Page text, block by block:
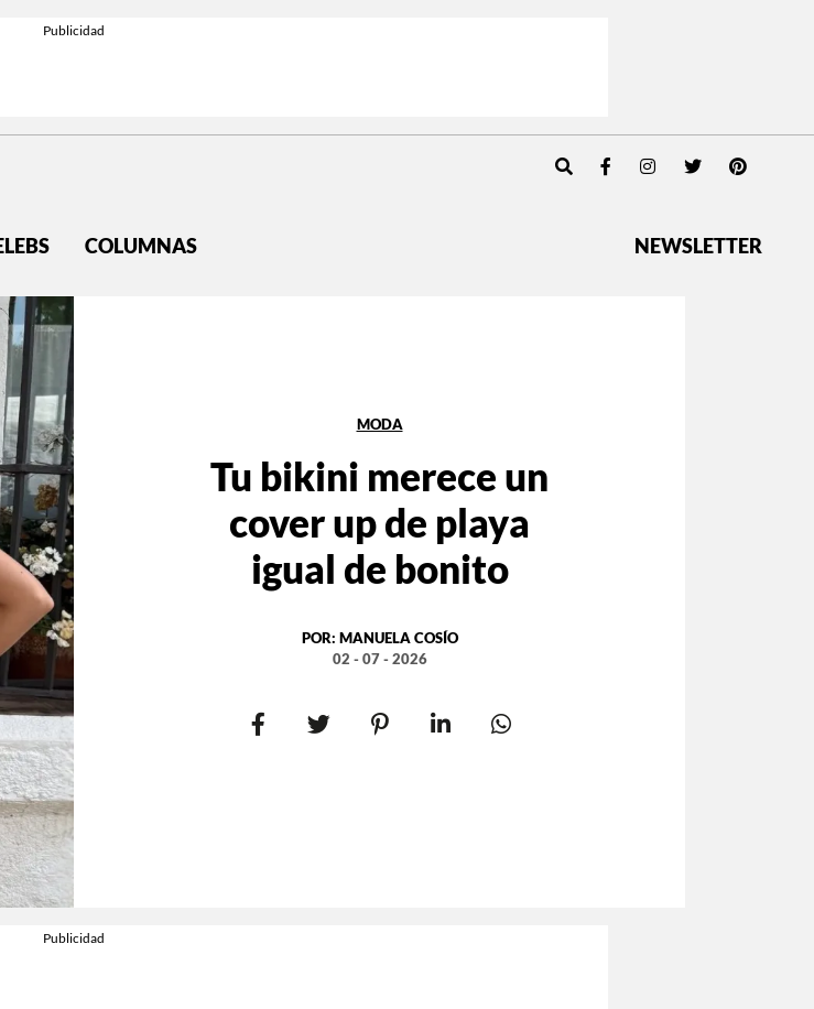
COLUMNAS NEWSLETTER
MODA
Tu bikini merece un
cover up de playa
igual de bonito
POR: MANUELA COSÍO
02 - 07 - 2026